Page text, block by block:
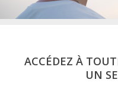
ACCÉDEZ À
UN